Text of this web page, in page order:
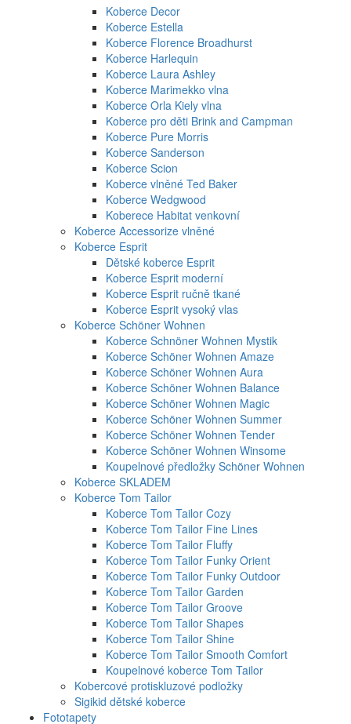
Koberce Decor
Koberce Estella
Koberce Florence Broadhurst
Koberce Harlequin
Koberce Laura Ashley
Koberce Marimekko vlna
Koberce Orla Kiely vlna
Koberce pro děti Brink and Campman
Koberce Pure Morris
Koberce Sanderson
Koberce Scion
Koberce vlněné Ted Baker
Koberce Wedgwood
Koberece Habitat venkovní
Koberce Accessorize vlněné
Koberce Esprit
Dětské koberce Esprit
Koberce Esprit moderní
Koberce Esprit ručně tkané
Koberce Esprit vysoký vlas
Koberce Schöner Wohnen
Koberce Schnöner Wohnen Mystik
Koberce Schöner Wohnen Amaze
Koberce Schöner Wohnen Aura
Koberce Schöner Wohnen Balance
Koberce Schöner Wohnen Magic
Koberce Schöner Wohnen Summer
Koberce Schöner Wohnen Tender
Koberce Schöner Wohnen Winsome
Koupelnové předložky Schöner Wohnen
Koberce SKLADEM
Koberce Tom Tailor
Koberce Tom Tailor Cozy
Koberce Tom Tailor Fine Lines
Koberce Tom Tailor Fluffy
Koberce Tom Tailor Funky Orient
Koberce Tom Tailor Funky Outdoor
Koberce Tom Tailor Garden
Koberce Tom Tailor Groove
Koberce Tom Tailor Shapes
Koberce Tom Tailor Shine
Koberce Tom Tailor Smooth Comfort
Koupelnové koberce Tom Tailor
Kobercové protiskluzové podložky
Sigikid dětské koberce
Fototapety